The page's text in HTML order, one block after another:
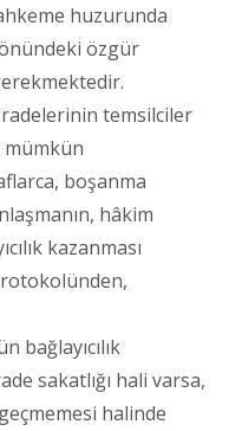
huzurunda
özgür
temsilciler
mümkün
boşanma
hâkim
kazanması
bağlayıcılık
sakatlığı hali varsa,
halinde